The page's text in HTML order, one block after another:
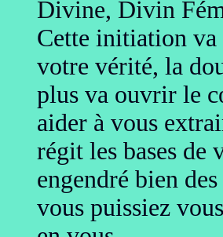
Divine, Divin
Cette initiation
votre vérité, la
plus va ouvrir le
aider à vous
régit les bases de
engendré bien
vous puissiez